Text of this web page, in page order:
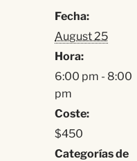
Fecha:
August 25
Hora:
6:00 pm - 8:00
pm
Coste:
$450
Categorías de